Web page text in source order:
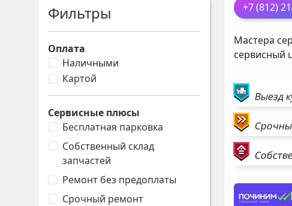
Фильтры
Оплата
Наличными
Картой
Сервисные плюсы
Бесплатная парковка
Собственный склад
запчастей
Ремонт без предоплаты
Срочный ремонт
+7 (812)
Мастера
сервисный
Выезд